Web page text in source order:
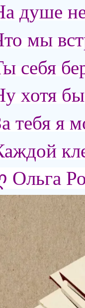
душе
мы
себя
хотя
тебя я
Ольга